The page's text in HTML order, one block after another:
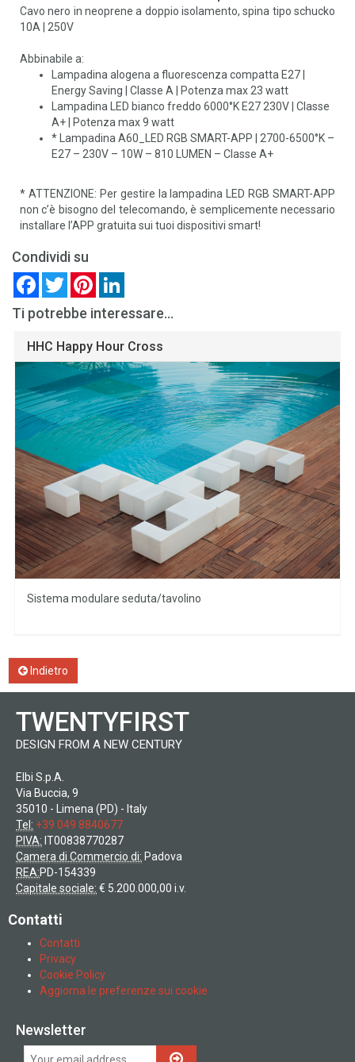
Cavo nero in neoprene a doppio isolamento, spina tipo schucko
10A | 250V
Abbinabile a:
Lampadina alogena a fluorescenza compatta E27 |
Energy Saving | Classe A | Potenza max 23 watt
Lampadina LED bianco freddo 6000°K E27 230V | Classe
A+ | Potenza max 9 watt
* Lampadina A60_LED RGB SMART-APP | 2700-6500°K –
E27 – 230V – 10W – 810 LUMEN – Classe A+
* ATTENZIONE: Per gestire la lampadina LED RGB SMART-APP
non c’è bisogno del telecomando, è semplicemente necessario
installare l’APP gratuita sui tuoi dispositivi smart!
Condividi su
FacebookTwitter Pinterest
Ti potrebbe interessare...
HHC Happy Hour Cross
Sistema modulare seduta/tavolino
Indietro
TWENTYFIRST
DESIGN FROM A NEW CENTURY
Elbi S.p.A.
Via Buccia, 9
35010 - Limena (PD) - Italy
Tel: +39 049 8840677
PIVA: IT00838770287
Camera di Commercio di: Padova
REA:PD-154339
Capitale sociale: € 5.200.000,00 i.v.
Contatti
Contatti
Privacy
Cookie Policy
Aggiorna le preferenze sui cookie
Newsletter